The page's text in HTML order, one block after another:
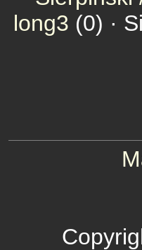
long3 (0) ·